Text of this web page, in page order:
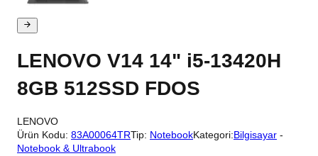
LENOVO V14 14" i5-13420H
8GB 512SSD FDOS
LENOVO
Ürün Kodu: 83A00064TRTip: NotebookKategori:Bilgisayar -
Notebook & Ultrabook